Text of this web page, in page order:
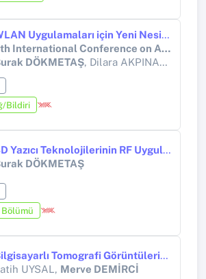
WLAN Uygulamaları için Yeni Nesil Mikroşerit Anten Tasarımı
7th International Conference on Applied Engineering and Natural Sciences (ICAENS 2025)
DÖKMETAŞ, Dilara AKPINAR, Salih Çağrı AYDIN, Zeynep AKDELİ, Gülsenem ÇAĞIN
Bildiri
3D Yazıcı Teknolojilerinin RF Uygulamalarında Kullanımı ve RF Uyumlu Fonksiyonel Filamentler
DÖKMETAŞ
Bilgisayarlı Tomografi Görüntülerinden Derin Öğrenme Tabanlı Akciğer Kanseri Analizi
UYSAL, Merve DEMİRCİ